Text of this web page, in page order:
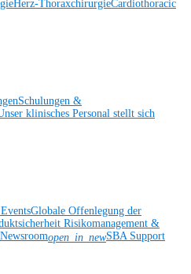
Herz-ThoraxchirurgieCardiothoracic
Schulungen &
klinisches Personal stellt sich
Globale Offenlegung der
Risikomanagement &
Newsroomopen_in_newSBA Support